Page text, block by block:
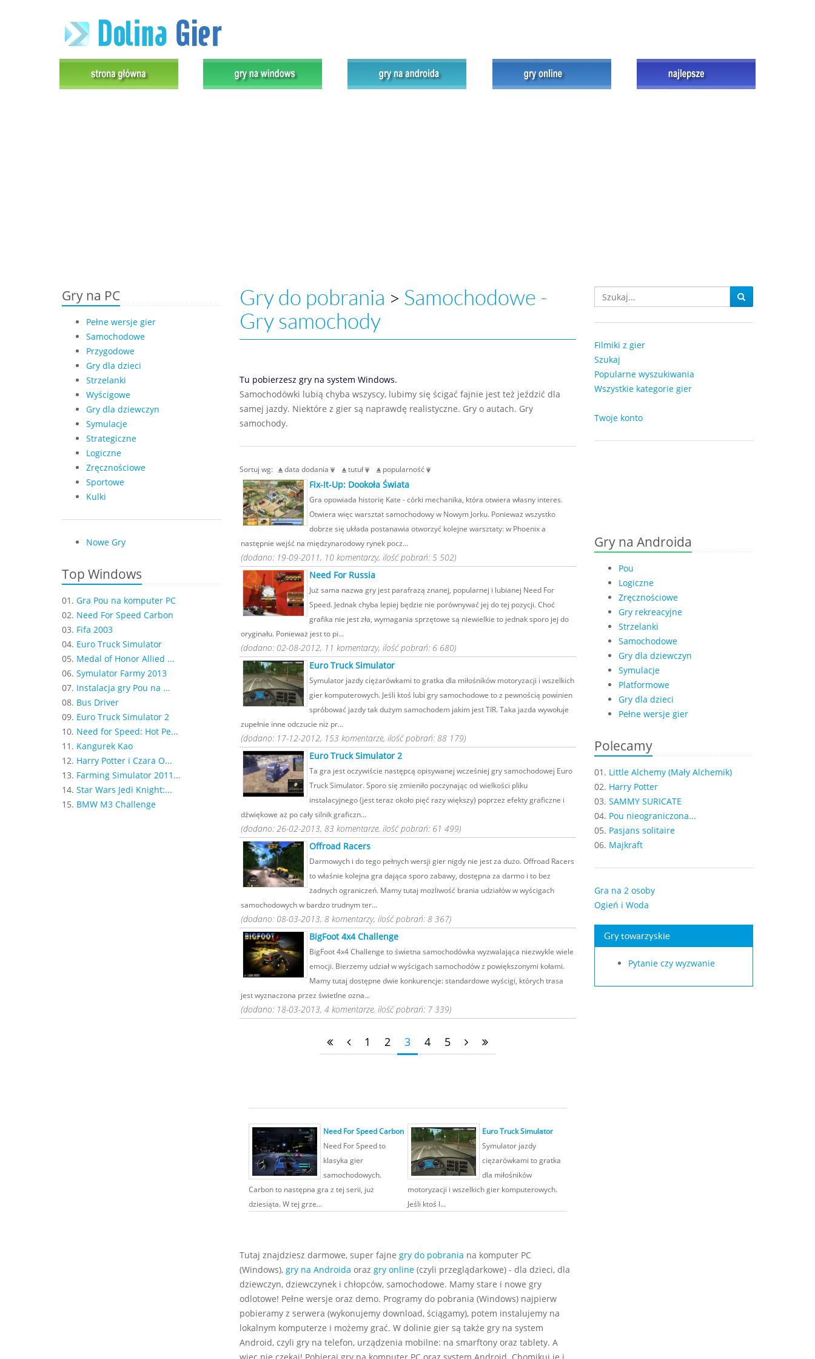
Gry na PC
Pełne wersje gier
Samochodowe
Przygodowe
Gry dla dzieci
Strzelanki
Wyścigowe
Gry dla dziewczyn
Symulacje
Strategiczne
Logiczne
Zręcznościowe
Sportowe
Kulki
Nowe Gry
Top Windows
01. Gra Pou na komputer PC
02. Need For Speed Carbon
03. Fifa 2003
04. Euro Truck Simulator
05. Medal of Honor Allied ...
06. Symulator Farmy 2013
07. Instalacja gry Pou na ...
08. Bus Driver
09. Euro Truck Simulator 2
10. Need for Speed: Hot Pe...
11. Kangurek Kao
12. Harry Potter i Czara O...
13. Farming Simulator 2011...
14. Star Wars Jedi Knight:...
15. BMW M3 Challenge
Gry do pobrania > Samochodowe -
Gry samochody
Tu pobierzesz gry na system Windows.
Samochodówki lubią chyba wszyscy, lubimy się ścigać fajnie jest też jeździć dla
samej jazdy. Niektóre z gier są naprawdę realistyczne. Gry o autach. Gry
samochody.
Sortuj wg: data dodania tutuł popularność
Fix-It-Up: Dookoła Świata
Gra opowiada historię Kate - córki mechanika, która otwiera własny interes.
Otwiera więc warsztat samochodowy w Nowym Jorku. Ponieważ wszystko
dobrze się układa postanawia otworzyć kolejne warsztaty: w Phoenix a
następnie wejść na międzynarodowy rynek pocz...
(dodano: 19-09-2011, 10 komentarzy, ilość pobrań: 5 502)
Need For Russia
Już sama nazwa gry jest parafrazą znanej, popularnej i lubianej Need For
Speed. Jednak chyba lepiej będzie nie porównywać jej do tej pozycji. Choć
grafika nie jest zła, wymagania sprzętowe są niewielkie to jednak sporo jej do
oryginału. Ponieważ jest to pi...
(dodano: 02-08-2012, 11 komentarzy, ilość pobrań: 6 680)
Euro Truck Simulator
Symulator jazdy ciężarówkami to gratka dla miłośników motoryzacji i wszelkich
gier komputerowych. Jeśli ktoś lubi gry samochodowe to z pewnością powinien
spróbować jazdy tak dużym samochodem jakim jest TIR. Taka jazda wywołuje
zupełnie inne odczucie niż pr...
(dodano: 17-12-2012, 153 komentarze, ilość pobrań: 88 179)
Euro Truck Simulator 2
Ta gra jest oczywiście następcą opisywanej wcześniej gry samochodowej Euro
Truck Simulator. Sporo się zmieniło poczynając od wielkości pliku
instalacyjnego (jest teraz około pięć razy większy) poprzez efekty graficzne i
dźwiękowe aż po cały silnik graficzn...
(dodano: 26-02-2013, 83 komentarze, ilość pobrań: 61 499)
Offroad Racers
Darmowych i do tego pełnych wersji gier nigdy nie jest za dużo. Offroad Racers
to właśnie kolejna gra dająca sporo zabawy, dostępna za darmo i to bez
żadnych ograniczeń. Mamy tutaj możliwość brania udziałów w wyścigach
samochodowych w bardzo trudnym ter...
(dodano: 08-03-2013, 8 komentarzy, ilość pobrań: 8 367)
BigFoot 4x4 Challenge
BigFoot 4x4 Challenge to świetna samochodówka wyzwalająca niezwykle wiele
emocji. Bierzemy udział w wyścigach samochodów z powiększonymi kołami.
Mamy tutaj dostępne dwie konkurencje: standardowe wyścigi, których trasa
jest wyznaczona przez świetlne ozna...
(dodano: 18-03-2013, 4 komentarze, ilość pobrań: 7 339)
1 2 3 4 5
Need For Speed Carbon
Need For Speed to
klasyka gier
samochodowych.
Carbon to następna gra z tej serii, już
dziesiąta. W tej grze...
Euro Truck Simulator
Symulator jazdy
ciężarówkami to gratka
dla miłośników
motoryzacji i wszelkich gier komputerowych.
Jeśli ktoś l...
Tutaj znajdziesz darmowe, super fajne gry do pobrania na komputer PC
(Windows), gry na Androida oraz gry online(czyli przeglądarkowe) - dla dzieci, dla
dziewczyn, dziewczynek i chłopców, samochodowe. Mamy stare i nowe gry
odlotowe! Pełne wersje oraz demo. Programy do pobrania (Windows) najpierw
pobieramy z serwera (wykonujemy download, ściągamy), potem instalujemy na
lokalnym komputerze i możemy grać. W dolinie gier są także gry na system
Android, czyli gry na telefon, urządzenia mobilne: na smarftony oraz tablety. A
Filmiki z gier
Szukaj
Popularne wyszukiwania
Wszystkie kategorie gier
Twoje konto
Gry na Androida
Pou
Logiczne
Zręcznościowe
Gry rekreacyjne
Strzelanki
Samochodowe
Gry dla dziewczyn
Symulacje
Platformowe
Gry dla dzieci
Pełne wersje gier
Polecamy
01. Little Alchemy (Mały Alchemik)
02. Harry Potter
03. SAMMY SURICATE
04. Pou nieograniczona...
05. Pasjans solitaire
06. Majkraft
Gra na 2 osoby
Ogień i Woda
Gry towarzyskie
Pytanie czy wyzwanie